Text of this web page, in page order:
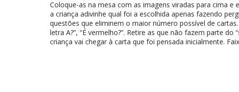
Coloque-as na mesa com as imagens viradas para cima e
a criança adivinhe qual foi a escolhida apenas fazendo
questões que eliminem o maior número possível de cartas.
letra A?”, “É vermelho?”. Retire as que não fazem parte do
criança vai chegar à carta que foi pensada inicialmente.